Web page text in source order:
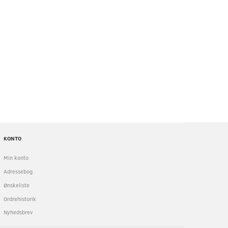
KONTO
Min konto
Adressebog
Ønskeliste
Ordrehistorik
Nyhedsbrev